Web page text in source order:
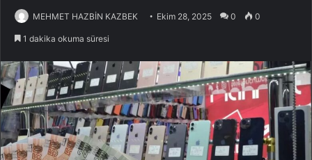
MEHMET HAZBİN KAZBEK Ekim 28, 2025 0 0
1 dakika okuma süresi